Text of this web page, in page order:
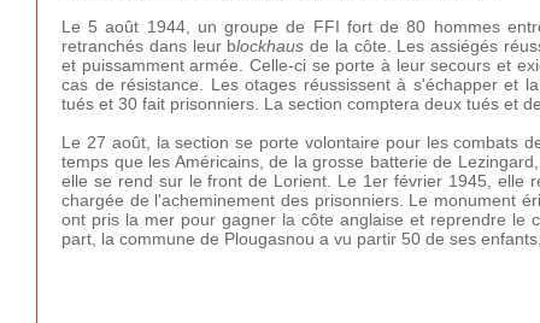
Le 5 août 1944, un groupe de FFI fort de 80 hommes
retranchés dans leur blockhaus de la côte. Les assiégés
et puissamment armée. Celle-ci se porte à leur secours et
cas de résistance. Les otages réussissent à s'échapper et
tués et 30 fait prisonniers. La section comptera deux tués et
Le 27 août, la section se porte volontaire pour les combats
temps que les Américains, de la grosse batterie de
elle se rend sur le front de Lorient. Le 1er février 1945, elle
chargée de l'acheminement des prisonniers. Le monument
ont pris la mer pour gagner la côte anglaise et reprendre le
part, la commune de Plougasnou a vu partir 50 de ses